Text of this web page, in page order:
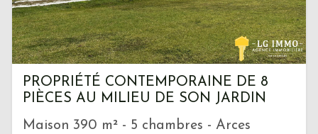
PROPRIÉTÉ CONTEMPORAINE DE 8
PIÈCES AU MILIEU DE SON JARDIN
Maison 390 m² - 5 chambres - Arces